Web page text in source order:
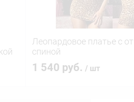
Леопардовое платье с
спиной
1 540 руб. / шт